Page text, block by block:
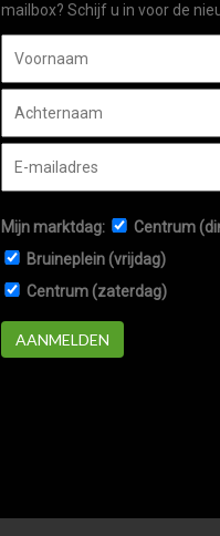
mailbox? Schijf u in voor de
Mijn marktdag:
Centrum
Bruineplein (vrijdag)
Centrum (zaterdag)
AANMELDEN